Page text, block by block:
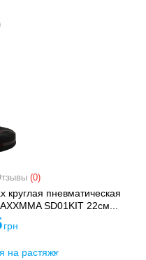
(0)
круглая пневматическая
SD01KIT 22см...
грн